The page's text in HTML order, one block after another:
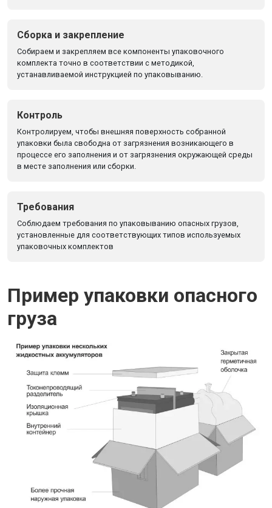
Сборка и закрепление
Собираем и закрепляем все компоненты упаковочного
комплекта точно в соответствии с методикой,
устанавливаемой инструкцией по упаковыванию.
Контроль
Контролируем, чтобы внешняя поверхность собранной
упаковки была свободна от загрязнения возникающего в
процессе его заполнения и от загрязнения окружающей среды
в месте заполнения или сборки.
Требования
Соблюдаем требования по упаковыванию опасных грузов,
установленные для соответствующих типов используемых
упаковочных комплектов
Пример упаковки опасного
груза